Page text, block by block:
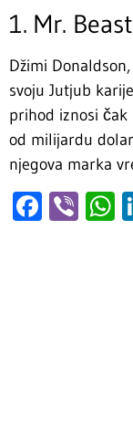
1. Mr. Beast
Džimi
svoju Jutjub
prihod iznosi
od milijardu
njegova marka